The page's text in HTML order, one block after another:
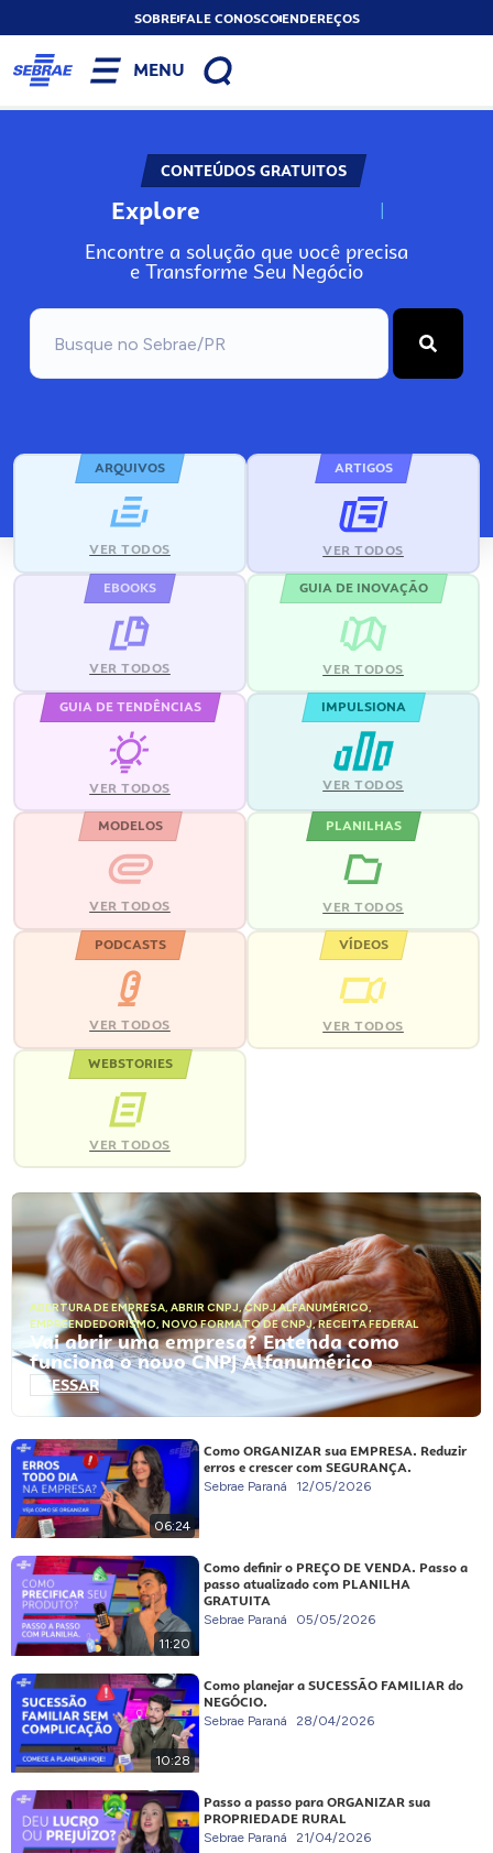
SOBREFALE CONOSCOENDEREÇOS
MENU
CONTEÚDOS GRATUITOS
Explore N
Encontre a solução que você precisa
e Transforme Seu Negócio
ARQUIVOS
VER TODOS
ARTIGOS
VER TODOS
EBOOKS
VER TODOS
GUIA DE INOVAÇÃO
VER TODOS
GUIA DE TENDÊNCIAS
VER TODOS
IMPULSIONA
VER TODOS
MODELOS
VER TODOS
PLANILHAS
VER TODOS
PODCASTS
VER TODOS
VÍDEOS
VER TODOS
WEBSTORIES
VER TODOS
ABERTURA DE EMPRESA, ABRIR CNPJ,CNPJ ALFANUMÉRICO,
EMPREENDEDORISMO, NOVO FORMATO DE CNPJ,RECEITA FEDERAL
Vai abrir uma empresa? Entenda como
funciona o novo CNPJ Alfanumérico
ACESSAR
06:24
Como ORGANIZAR sua EMPRESA. Reduzir
erros e crescer com SEGURANÇA.
Sebrae Paraná 12/05/2026
11:20
Como definir o PREÇO DE VENDA. Passo a
passo atualizado com PLANILHA
GRATUITA
Sebrae Paraná 05/05/2026
10:28
Como planejar a SUCESSÃO FAMILIAR do
NEGÓCIO.
Sebrae Paraná 28/04/2026
Passo a passo para ORGANIZAR sua
PROPRIEDADE RURAL
Sebrae Paraná 21/04/2026